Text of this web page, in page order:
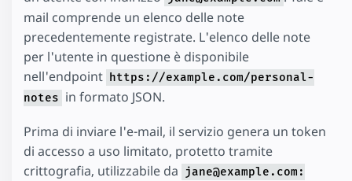
mail comprende un elenco delle note
precedentemente registrate. L'elenco delle note
per l'utente in questione è disponibile
nell'endpoint
https://example.com/personal-
notes in formato JSON.
Prima di inviare l'e-mail, il servizio genera un token
di accesso a uso limitato, protetto tramite
crittografia, utilizzabile da
jane@example.com: